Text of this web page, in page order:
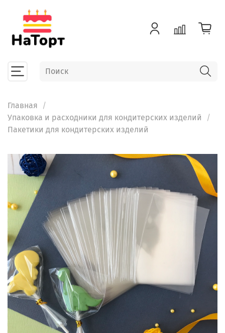
Главная
Упаковка и расходники для кондитерских изделий
Пакетики для кондитерских изделий